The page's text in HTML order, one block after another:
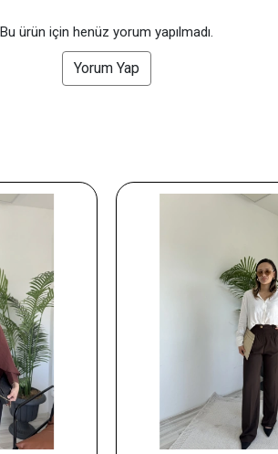
Bu ürün için henüz yorum yapılmadı.
Yorum Yap